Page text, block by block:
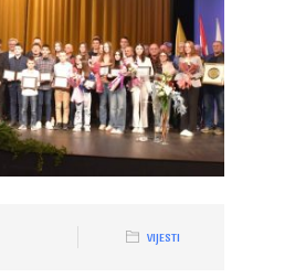
VIJESTI